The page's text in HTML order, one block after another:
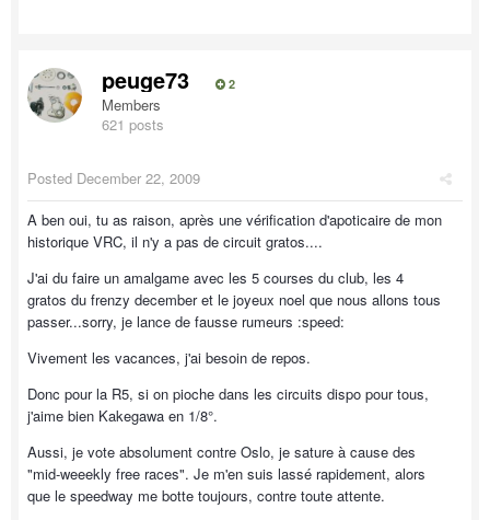
peuge73 2
Members
621 posts
Posted December 22, 2009
A ben oui, tu as raison, après une vérification d'apoticaire de mon
historique VRC, il n'y a pas de circuit gratos....
J'ai du faire un amalgame avec les 5 courses du club, les 4
gratos du frenzy december et le joyeux noel que nous allons tous
passer...sorry, je lance de fausse rumeurs :speed:
Vivement les vacances, j'ai besoin de repos.
Donc pour la R5, si on pioche dans les circuits dispo pour tous,
j'aime bien Kakegawa en 1/8°.
Aussi, je vote absolument contre Oslo, je sature à cause des
"mid-weeekly free races". Je m'en suis lassé rapidement, alors
que le speedway me botte toujours, contre toute attente.